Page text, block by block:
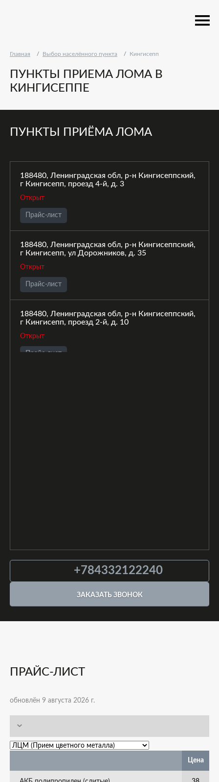
Главная Выбор населённого пункта Кингисепп
ПУНКТЫ ПРИЕМА ЛОМА В
КИНГИСЕППЕ
ПУНКТЫ ПРИЁМА ЛОМА
188480, Ленинградская обл, р-н Кингисеппский,
г Кингисепп, проезд 4-й, д. 3
Открыт
Прайс-лист
188480, Ленинградская обл, р-н Кингисеппский,
г Кингисепп, ул Дорожников, д. 35
Открыт
Прайс-лист
188480, Ленинградская обл, р-н Кингисеппский,
г Кингисепп, проезд 2-й, д. 10
Открыт
Прайс-лист
+784332122240
ЗАКАЗАТЬ ЗВОНОК
ПРАЙС-ЛИСТ
обновлён 9 августа 2026 г.
Цена